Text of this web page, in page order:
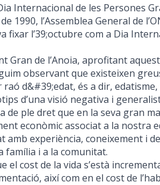
Internacional de les Persones
1990, l’Assemblea General de
fixar l’39;octubre com a Dia
Gran de l’Anoia, aprofitant
observant que existeixen
d&#39;edat, és a dir,
d’una visió negativa i
de ple dret que en la seva gran
econòmic associat a la nostra
amb experiència, coneixement i
família i a la comunitat.
el cost de la vida s’està
així com en el cost de